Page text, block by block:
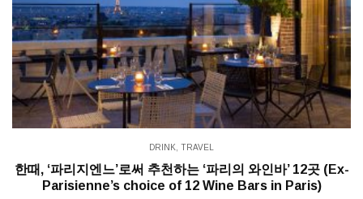
DRINK, TRAVEL
한때, ‘파리지엔느’로써 추천하는 ‘파리의 와인바’ 12곳 (Ex-
Parisienne’s choice of 12 Wine Bars in Paris)